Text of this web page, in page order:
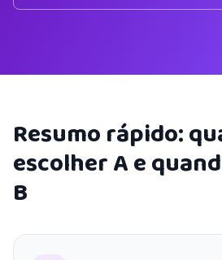
Resumo rápido:
escolher A e
B